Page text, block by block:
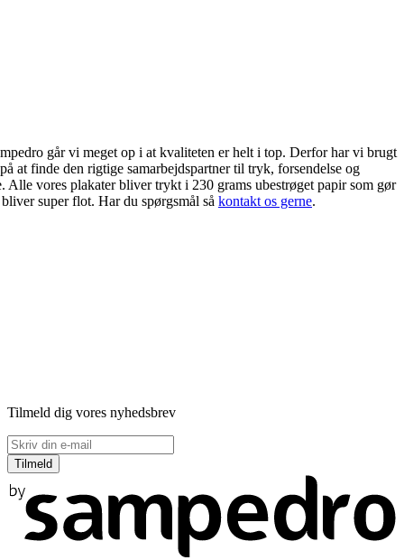
går vi meget op i at kvaliteten er helt i top. Derfor har vi brugt
at finde den rigtige samarbejdspartner til tryk, forsendelse og
Alle vores plakater bliver trykt i 230 grams ubestrøget papir som gør
super flot. Har du spørgsmål så kontakt os gerne.
Tilmeld dig vores nyhedsbrev